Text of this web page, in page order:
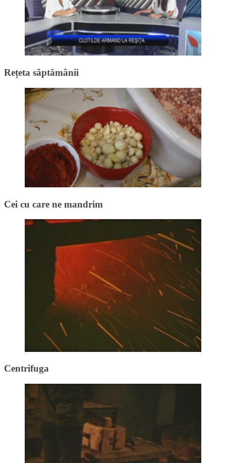
Rețeta săptămânii
Cei cu care ne mandrim
Centrifuga